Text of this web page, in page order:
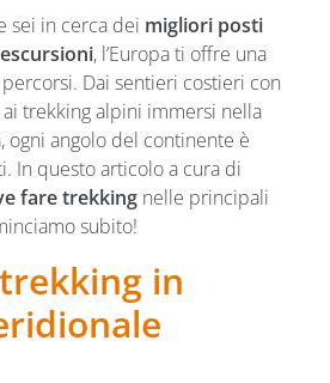
sei in cerca dei migliori posti
, l’Europa ti offre una
Dai sentieri costieri con
trekking alpini immersi nella
ogni angolo del continente è
In questo articolo a cura di
fare trekking nelle principali
subito!
in